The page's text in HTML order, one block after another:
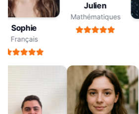
Sophie
Français
Julien
Mathématiques